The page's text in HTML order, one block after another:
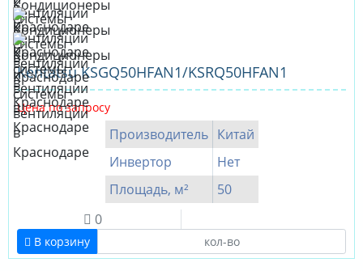
Kentatsu KSGQ50HFAN1/KSRQ50HFAN1
Цена по запросу
Производитель Китай
Инвертор
Нет
Площадь, м²
50
0
В корзину